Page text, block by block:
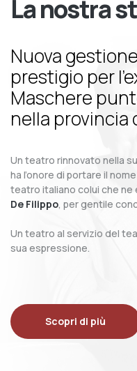
La nostra
Nuova
prestigio per
Maschere
nella provincia
Un teatro rinnovato nella
ha l’onore di portare il
teatro italiano colui che ne
De Filippo, per gentile
Un teatro al servizio del
sua espressione.
Scopri di più